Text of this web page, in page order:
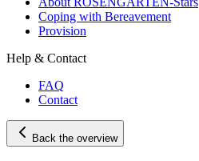
Coping with Bereavement
Provision
Help & Contact
FAQ
Contact
Back the overview